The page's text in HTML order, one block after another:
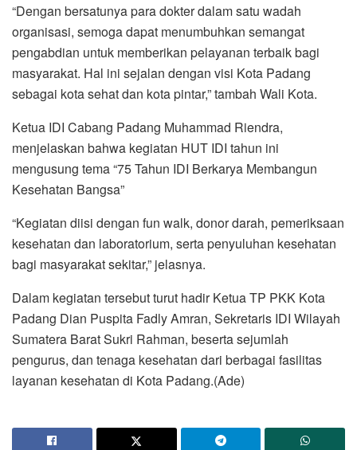
“Dengan bersatunya para dokter dalam satu wadah
organisasi, semoga dapat menumbuhkan semangat
pengabdian untuk memberikan pelayanan terbaik bagi
masyarakat. Hal ini sejalan dengan visi Kota Padang
sebagai kota sehat dan kota pintar,” tambah Wali Kota.
Ketua IDI Cabang Padang Muhammad Riendra,
menjelaskan bahwa kegiatan HUT IDI tahun ini
mengusung tema “75 Tahun IDI Berkarya Membangun
Kesehatan Bangsa”
“Kegiatan diisi dengan fun walk, donor darah, pemeriksaan
kesehatan dan laboratorium, serta penyuluhan kesehatan
bagi masyarakat sekitar,” jelasnya.
Dalam kegiatan tersebut turut hadir Ketua TP PKK Kota
Padang Dian Puspita Fadly Amran, Sekretaris IDI Wilayah
Sumatera Barat Sukri Rahman, beserta sejumlah
pengurus, dan tenaga kesehatan dari berbagai fasilitas
layanan kesehatan di Kota Padang.(Ade)